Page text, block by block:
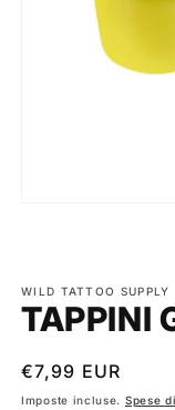
finestra
modale
WILD TATTOO SUPPLY
TAPPINI
Prezzo
di
€7,99 EUR
Imposte incluse. Spese